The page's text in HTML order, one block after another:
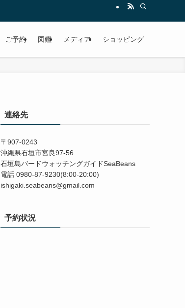
ご予約 図鑑 メディア ショッピング
連絡先
〒907-0243
沖縄県石垣市宮良97-56
石垣島バードウォッチングガイドSeaBeans
電話 0980-87-9230(8:00-20:00)
ishigaki.seabeans@gmail.com
予約状況